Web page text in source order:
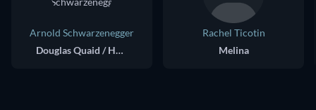
Arnold Schwarzenegger
Douglas Quaid / Hauser
Rachel Ticotin
Melina